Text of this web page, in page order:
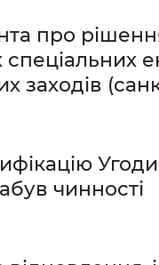
про
заходів
чинності